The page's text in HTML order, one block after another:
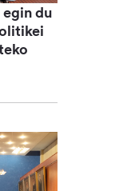
egin du